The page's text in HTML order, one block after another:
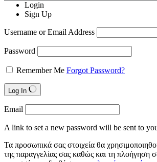
Login
Sign Up
Username or Email Address
Password
Remember Me Forgot Password?
Log In
Email
A link to set a new password will be sent to
Τα προσωπικά σας στοιχεία θα
της παραγγελίας σας καθώς και τη πλοήγηση